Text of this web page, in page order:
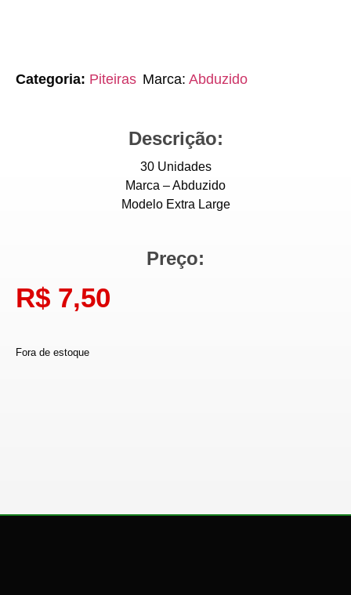
Categoria: Piteiras Marca: Abduzido
Descrição:
30 Unidades
Marca – Abduzido
Modelo Extra Large
Preço:
R$ 7,50
Fora de estoque